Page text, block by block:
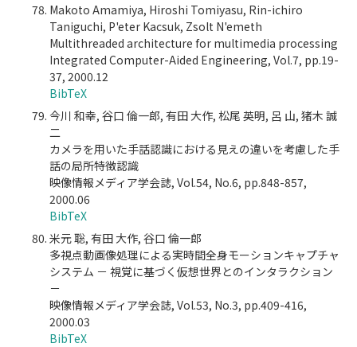
Makoto Amamiya, Hiroshi Tomiyasu, Rin-ichiro
Taniguchi, P'eter Kacsuk, Zsolt N'emeth
Multithreaded architecture for multimedia processing
Integrated Computer-Aided Engineering, Vol.7, pp.19-
37, 2000.12
BibTeX
今川 和幸, 谷口 倫一郎, 有田 大作, 松尾 英明, 呂 山, 猪木 誠
二
カメラを用いた手話認識における見えの違いを考慮した手
話の局所特徴認識
映像情報メディア学会誌, Vol.54, No.6, pp.848-857,
2000.06
BibTeX
米元 聡, 有田 大作, 谷口 倫一郎
多視点動画像処理による実時間全身モーションキャプチャ
システム － 視覚に基づく仮想世界とのインタラクション
－
映像情報メディア学会誌, Vol.53, No.3, pp.409-416,
2000.03
BibTeX